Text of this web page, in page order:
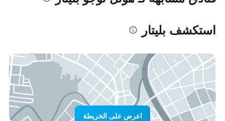
استكشف بليتار
اعرض على الخريطة